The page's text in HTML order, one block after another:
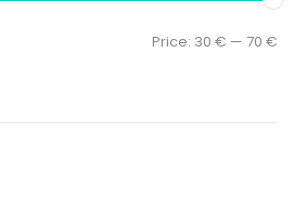
Price: 30 € — 70 €